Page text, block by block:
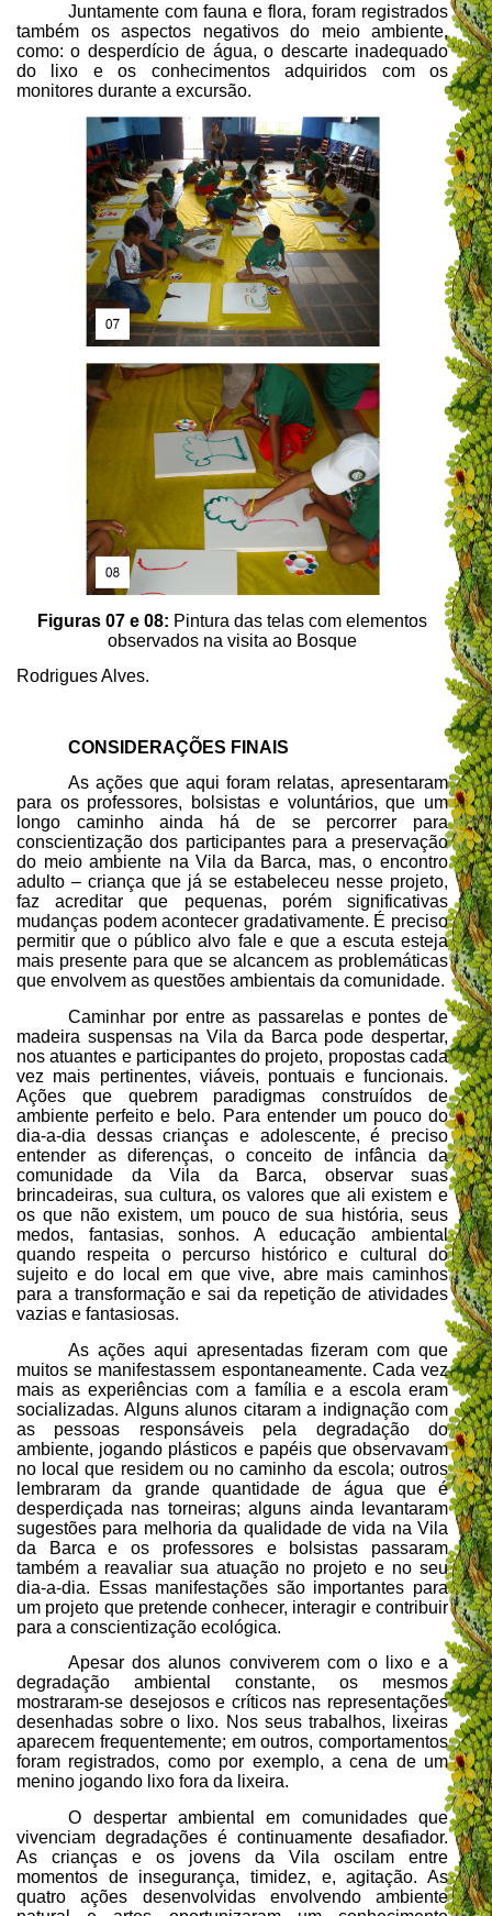
Juntamente com fauna e flora, foram registrados
também os aspectos negativos do meio ambiente,
como: o desperdício de água, o descarte inadequado
do lixo e os conhecimentos adquiridos com os
monitores durante a excursão.
Figuras 07 e 08: Pintura das telas com elementos
observados na visita ao Bosque
Rodrigues Alves.
CONSIDERAÇÕES FINAIS
As ações que aqui foram relatas, apresentaram
para os professores, bolsistas e voluntários, que um
longo caminho ainda há de se percorrer para
conscientização dos participantes para a preservação
do meio ambiente na Vila da Barca, mas, o encontro
adulto – criança que já se estabeleceu nesse projeto,
faz acreditar que pequenas, porém significativas
mudanças podem acontecer gradativamente. É preciso
permitir que o público alvo fale e que a escuta esteja
mais presente para que se alcancem as problemáticas
que envolvem as questões ambientais da comunidade.
Caminhar por entre as passarelas e pontes de
madeira suspensas na Vila da Barca pode despertar,
nos atuantes e participantes do projeto, propostas cada
vez mais pertinentes, viáveis, pontuais e funcionais.
Ações que quebrem paradigmas construídos de
ambiente perfeito e belo. Para entender um pouco do
dia-a-dia dessas crianças e adolescente, é preciso
entender as diferenças, o conceito de infância da
comunidade da Vila da Barca, observar suas
brincadeiras, sua cultura, os valores que ali existem e
os que não existem, um pouco de sua história, seus
medos, fantasias, sonhos. A educação ambiental
quando respeita o percurso histórico e cultural do
sujeito e do local em que vive, abre mais caminhos
para a transformação e sai da repetição de atividades
vazias e fantasiosas.
As ações aqui apresentadasfizeram com que
muitos se manifestassem espontaneamente. Cada vez
mais as experiências com a família e a escola eram
socializadas. Alguns alunos citaram a indignação com
as pessoas responsáveis pela degradação do
ambiente, jogando plásticos e papéis que observavam
no local que residem ou no caminho da escola; outros
lembraram da grande quantidade de água que é
desperdiçada nas torneiras; alguns ainda levantaram
sugestões para melhoria da qualidade de vida na Vila
da Barca e os professores e bolsistas passaram
também a reavaliar sua atuação no projeto e no seu
dia-a-dia. Essas manifestações são importantes para
um projeto que pretende conhecer, interagir e contribuir
para a conscientização ecológica.
Apesar dos alunos conviverem com o lixo e a
degradação ambiental constante, os mesmos
mostraram-se desejosos e críticos nas representações
desenhadas sobre o lixo. Nos seus trabalhos, lixeiras
aparecem frequentemente; em outros, comportamentos
foram registrados, como por exemplo, a cena de um
menino jogando lixo fora da lixeira.
O despertar ambiental em comunidades que
vivenciam degradações é continuamente desafiador.
As crianças e os jovens da Vila oscilam entre
momentos de insegurança, timidez, e, agitação. As
quatro ações desenvolvidas envolvendo ambiente